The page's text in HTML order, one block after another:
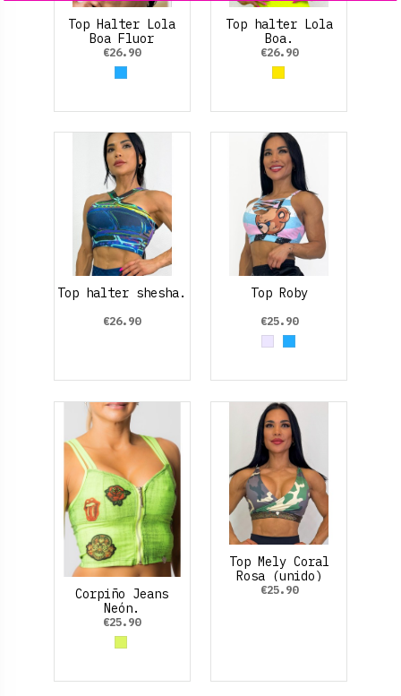
Top Halter Lola
Boa Fluor
€26.90
Azul claro
Top halter Lola
Boa.
€26.90
Yellow
Top halter shesha.
€26.90
Top Roby
€25.90
GreyAzul claro
Corpiño Jeans
Neón.
€25.90
Amarillo Neon
Top Mely Coral
Rosa (unido)
€25.90